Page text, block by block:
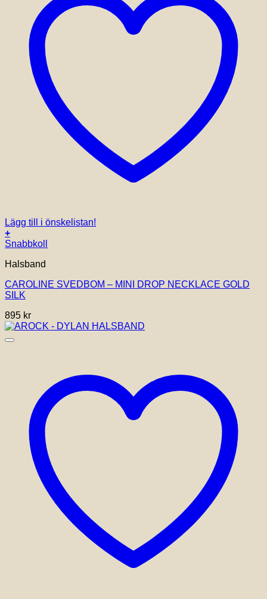
Lägg till i önskelistan!
+
Snabbkoll
Halsband
CAROLINE SVEDBOM – MINI DROP NECKLACE GOLD
SILK
895 kr